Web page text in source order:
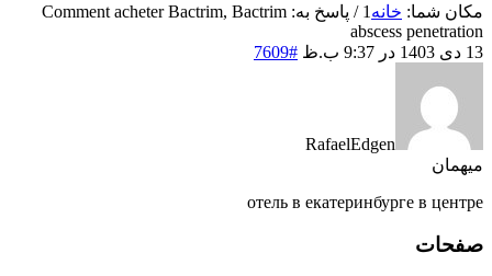
مکان شما: خانه 1
/
پاسخ به: Comment acheter Bactrim, Bactrim
abscess penetration
13 دی 1403 در 9:37 ب.ظ
#7609
RafaelEdgen
میهمان
отель в екатеринбурге в центре
صفحات